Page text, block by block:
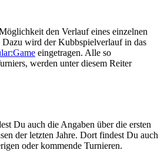
den Verlauf eines einzelnen
Dazu wird der Kubbspielverlauf in das
eingetragen. Alle so
werden unter diesem Reiter
Du auch die Angaben über die ersten
der letzten Jahre. Dort findest Du auch
oder kommende Turnieren.